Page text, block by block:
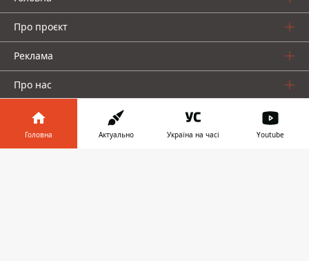
Про проєкт
Реклама
Про нас
Головна Актуально Україна на часі Youtube